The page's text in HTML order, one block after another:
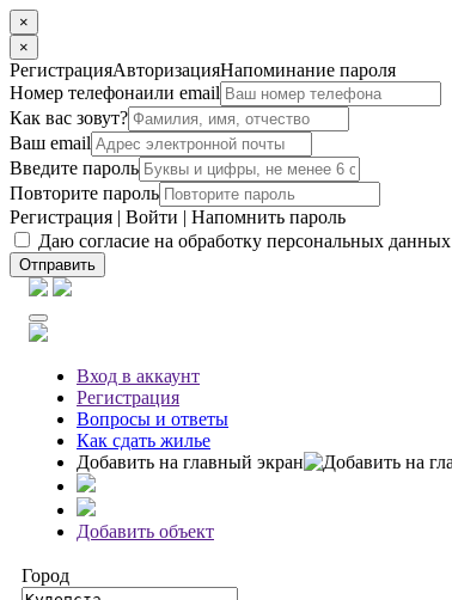
×
×
РегистрацияАвторизацияНапоминание пароля
Номер телефонаили email
Как вас зовут?
Ваш email
Введите пароль
Повторите пароль
Регистрация | Войти | Напомнить пароль
Даю согласие на обработку персональных данных
Отправить
Вход в аккаунт
Регистрация
Вопросы и ответы
Как сдать жилье
Добавить на главный экран
Добавить объект
Город